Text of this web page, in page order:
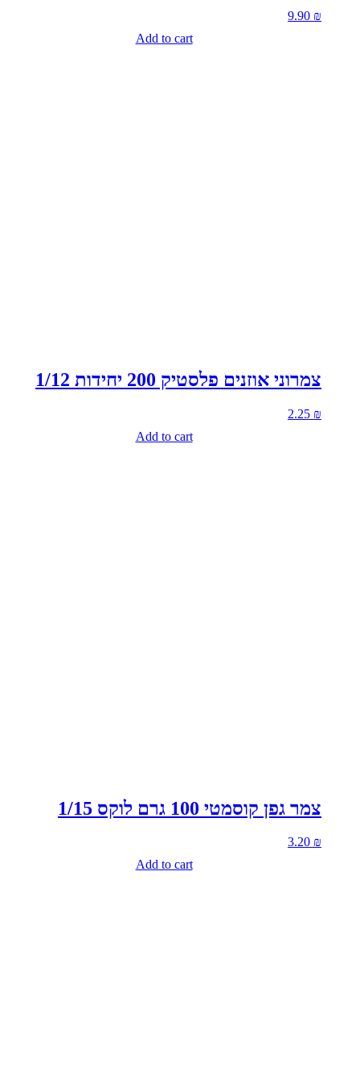
9.90 ₪
Add to cart
צמרוני אוזנים פלסטיק 200 יחידות 1/12
2.25 ₪
Add to cart
צמר גפן קוסמטי 100 גרם לוקס 1/15
3.20 ₪
Add to cart